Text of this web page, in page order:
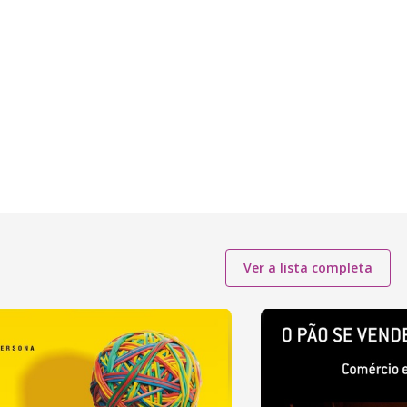
Ver a lista completa